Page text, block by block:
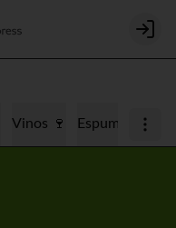
Login
Vinos 🍷 Espumantes 🥂